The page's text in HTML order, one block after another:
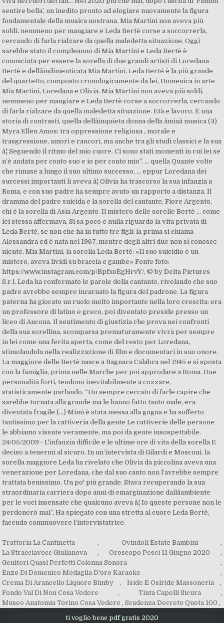
Trattoria La Cantinetta , Ovindoli Estate Bambini
,
La Stracciavocc Giulianova
, Oroscopo Pesci 11 Giugno 2020
,
Genitori Quasi Perfetti Colonna Sonora
,
Enzo Di Domenico Medaglia D'oro Karaoke
,
Crema Di Arancello Liquore Bimby
, Iside E Osiride Massoneria
,
Fondo Val Di Non Cosa Vedere
, Tinta Capelli Sicura
,
Museo Anatomia Torino Cosa Vedere , Scadenza Decreto Quota 100 ,
ti voglio bene pdf gratis 2020